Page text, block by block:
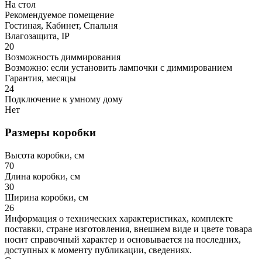
На стол
Рекомендуемое помещение
Гостиная, Кабинет, Спальня
Влагозащита, IP
20
Возможность диммирования
Возможно: если установить лампочки с диммированием
Гарантия, месяцы
24
Подключение к умному дому
Нет
Размеры коробки
Высота коробки, см
70
Длина коробки, см
30
Ширина коробки, см
26
Информация о технических характеристиках, комплекте
поставки, стране изготовления, внешнем виде и цвете товара
носит справочный характер и основывается на последних,
доступных к моменту публикации, сведениях.